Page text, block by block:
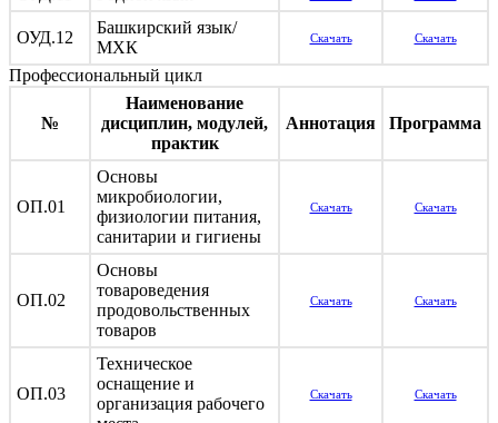
ОУД.12
Башкирский язык/
МХК
Скачать Скачать
Профессиональный цикл
№
Наименование
дисциплин, модулей,
практик
Аннотация Программа
ОП.01
Основы
микробиологии,
физиологии питания,
санитарии и гигиены
Скачать Скачать
ОП.02
Основы
товароведения
продовольственных
товаров
Скачать Скачать
ОП.03
Техническое
оснащение и
организация рабочего
Скачать Скачать